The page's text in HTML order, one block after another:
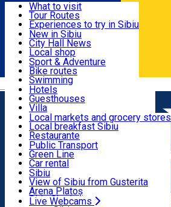
Română
Useful info
Activities & Adventure
Accommodation
Food, Drinks & Nightlife
Transport & Parking
Live Webcams
What to visit
Tour Routes
Experiences to try in Sibiu
Podcast
Culture
Museums
Churches
Parks, Zoo
County of Sibiu
New in Sibiu
City Hall News
Local shop
Sibiu artisans
Sibiul Verde
Public services
Education
How do I get to Sibiu
Tourist Info
Tour Guides
Guided tours
Publicații locale
Beauty salons
Sport & Adventure
Bike routes
Swimming
Riding
Indoor activities
Loc de joacă indoor
Loc de joacă outdoor
Ski
Ice skating
Yoga
Hotels
Guesthouses
Villa
Hostels
Motel
Camping
Renting rooms
Rooms for rent
Accommodation outside Sibiu
Local markets and grocery stores
Local breakfast Sibiu
Restaurante
Pizza
Fast Food
Coffee
Sweets
Pub, Bar
Night clubs
Bakeries
Public Transport
Green Line
Car rental
Rent a bike
Scooter rentals
Taxi
Ride Sharing
Sibiu
View of Sibiu from Gusterita
Arena Platoș
Live Webcams